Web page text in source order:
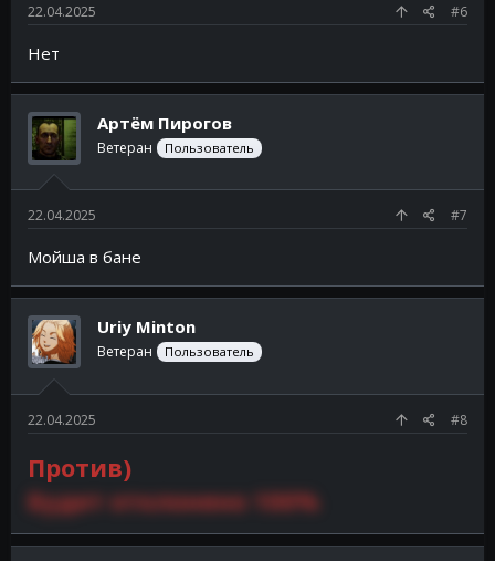
22.04.2025 #6
Нет
Артём Пирогов
Ветеран Пользователь
22.04.2025 #7
Мойша в бане
Uriy Minton
Ветеран Пользователь
22.04.2025 #8
Против)
Будет отклонено 100%